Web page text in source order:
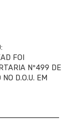
FOI
Nº499 DE
D.O.U. EM